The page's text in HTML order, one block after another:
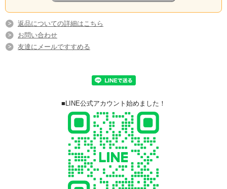
返品についての詳細はこちら
お問い合わせ
友達にメールですすめる
■LINE公式アカウント始めました！